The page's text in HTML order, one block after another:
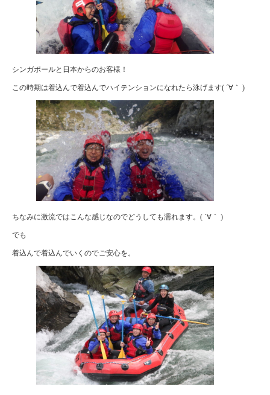
シンガポールと日本からのお客様！
この時期は着込んで着込んでハイテンションになれたら泳げます( ´∀｀ )
ちなみに激流ではこんな感じなのでどうしても濡れます。( ´∀｀ )
でも
着込んで着込んでいくのでご安心を。